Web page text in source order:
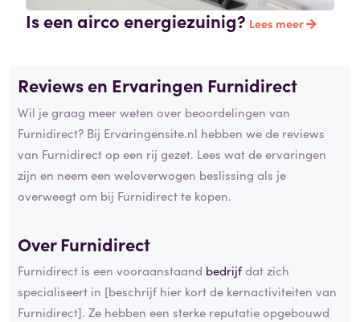
Is een airco energiezuinig? Lees meer
Reviews en Ervaringen Furnidirect
Wil je graag meer weten over beoordelingen van
Furnidirect? Bij Ervaringensite.nl hebben we de reviews
van Furnidirect op een rij gezet. Lees wat de ervaringen
zijn en neem een weloverwogen beslissing als je
overweegt om bij Furnidirect te kopen.
Over Furnidirect
Furnidirect is een vooraanstaand bedrijfdat zich
specialiseert in [beschrijf hier kort de kernactiviteiten van
Furnidirect]. Ze hebben een sterke reputatie opgebouwd